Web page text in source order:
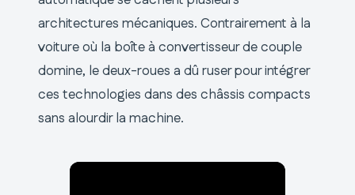
architectures mécaniques. Contrairement à la
voiture où la boîte à convertisseur de couple
domine, le deux-roues a dû ruser pour intégrer
ces technologies dans des châssis compacts
sans alourdir la machine.